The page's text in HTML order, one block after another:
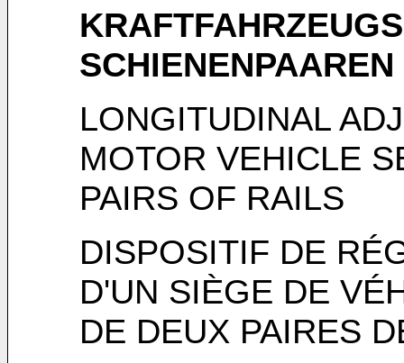
SCHIENENPAAREN
LONGITUDINAL
MOTOR VEHICLE
PAIRS OF RAILS
DISPOSITIF DE
D'UN SIÈGE DE
DE DEUX PAIRES